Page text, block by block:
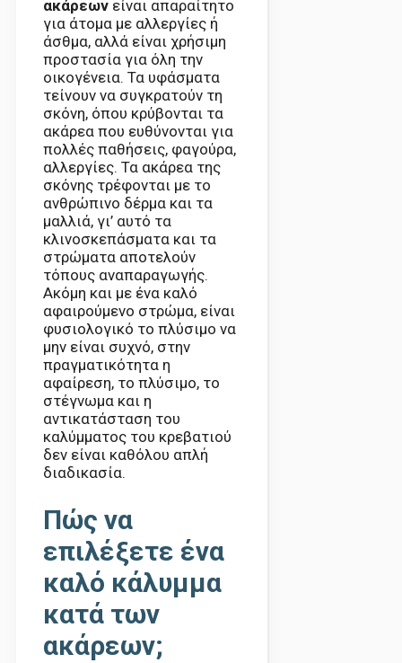
ακάρεων είναι απαραίτητο
για άτομα με αλλεργίες ή
άσθμα, αλλά είναι χρήσιμη
προστασία για όλη την
οικογένεια. Τα υφάσματα
τείνουν να συγκρατούν τη
σκόνη, όπου κρύβονται τα
ακάρεα που ευθύνονται για
πολλές παθήσεις, φαγούρα,
αλλεργίες. Τα ακάρεα της
σκόνης τρέφονται με το
ανθρώπινο δέρμα και τα
μαλλιά, γι’ αυτό τα
κλινοσκεπάσματα και τα
στρώματα αποτελούν
τόπους αναπαραγωγής.
Ακόμη και με ένα καλό
αφαιρούμενο στρώμα, είναι
φυσιολογικό το πλύσιμο να
μην είναι συχνό, στην
πραγματικότητα η
αφαίρεση, το πλύσιμο, το
στέγνωμα και η
αντικατάσταση του
καλύμματος του κρεβατιού
δεν είναι καθόλου απλή
διαδικασία.
Πώς να
επιλέξετε ένα
καλό κάλυμμα
κατά των
ακάρεων;